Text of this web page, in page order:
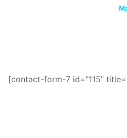
Mas
[contact-form-7 id="115"